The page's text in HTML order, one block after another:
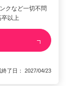
クなど一切不問
以上
了日： 2027/04/23